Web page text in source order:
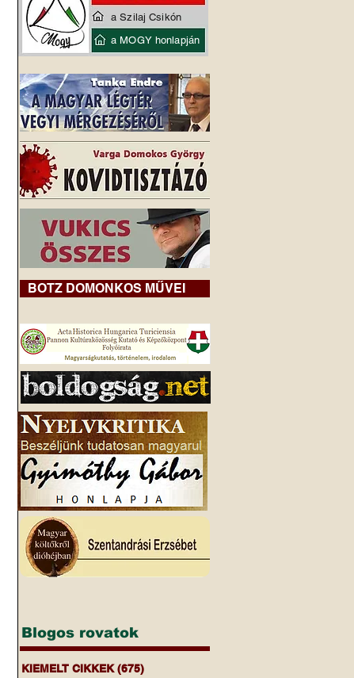
BOTZ DOMONKOS MŰVEI
Blogos rovatok
KIEMELT CIKKEK (675)
a Szilaj Csikón
a MOGY honlapján